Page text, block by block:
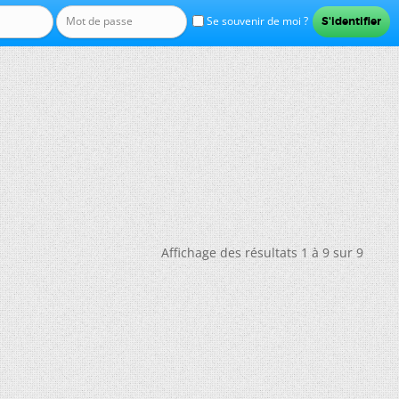
Se souvenir de moi ?
Affichage des résultats 1 à 9 sur 9